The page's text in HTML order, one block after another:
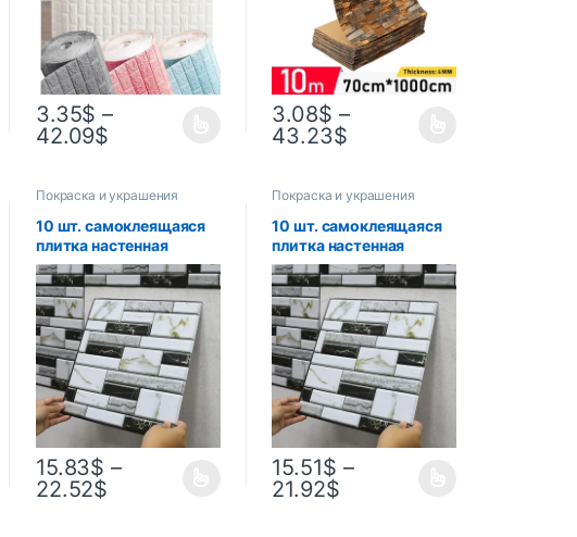
3.35$ –
42.09$
3.08$ –
43.23$
Покраска и украшения
10 шт. самоклеящаяся
плитка настенная
наклейка домашний
декор 3d наклейки из
ПВХ чехлы для
кухонного шкафа
ванная комната
водонепроницаемые
обои
15.83$ –
22.52$
Покраска и украшения
10 шт. самоклеящаяся
плитка настенная
наклейка домашний
декор 3d наклейки из
ПВХ чехлы для
кухонного шкафа
ванная комната
водонепроницаемые
обои
15.51$ –
21.92$